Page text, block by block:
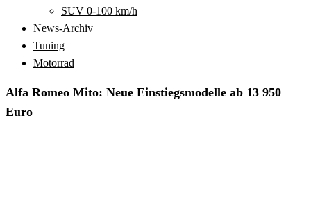
SUV 0-100 km/h
News-Archiv
Tuning
Motorrad
Alfa Romeo Mito: Neue Einstiegsmodelle ab 13 950
Euro